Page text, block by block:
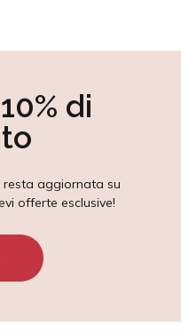
di
aggiornata su
offerte esclusive!